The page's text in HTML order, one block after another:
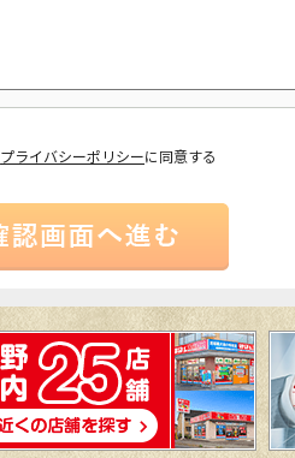
プライバシーポリシーに同意する